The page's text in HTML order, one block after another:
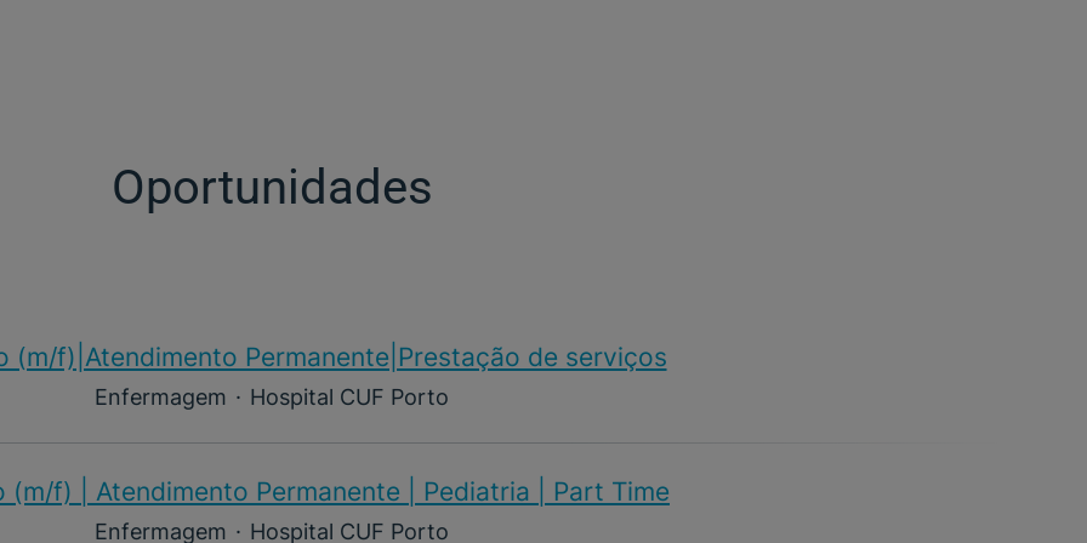
Oportunidades
(m/f)​|Atendimento Permanente|Prestação de serviços
Enfermagem · Hospital CUF Porto
(m/f)​ | Atendimento Permanente | Pediatria | Part Time
Enfermagem · Hospital CUF Porto